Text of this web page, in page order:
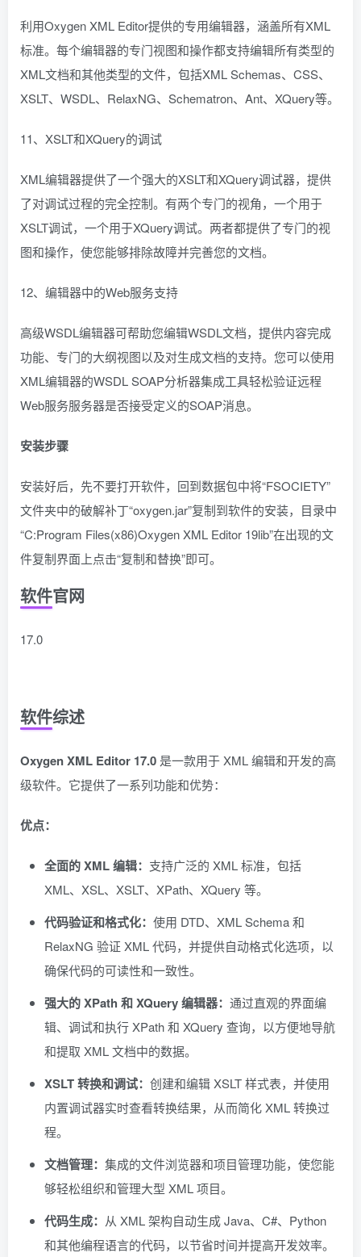
利用Oxygen XML Editor提供的专用编辑器，涵盖所有XML
标准。每个编辑器的专门视图和操作都支持编辑所有类型的
XML文档和其他类型的文件，包括XML Schemas、CSS、
XSLT、WSDL、RelaxNG、Schematron、Ant、XQuery等。
11、XSLT和XQuery的调试
XML编辑器提供了一个强大的XSLT和XQuery调试器，提供
了对调试过程的完全控制。有两个专门的视角，一个用于
XSLT调试，一个用于XQuery调试。两者都提供了专门的视
图和操作，使您能够排除故障并完善您的文档。
12、编辑器中的Web服务支持
高级WSDL编辑器可帮助您编辑WSDL文档，提供内容完成
功能、专门的大纲视图以及对生成文档的支持。您可以使用
XML编辑器的WSDL SOAP分析器集成工具轻松验证远程
Web服务服务器是否接受定义的SOAP消息。
安装步骤
安装好后，先不要打开软件，回到数据包中将“FSOCIETY”
文件夹中的破解补丁“oxygen.jar”复制到软件的安装，目录中
“C:Program Files(x86)Oxygen XML Editor 19lib”在出现的文
件复制界面上点击“复制和替换”即可。
软件官网
17.0
软件综述
Oxygen XML Editor 17.0 是一款用于 XML 编辑和开发的高
级软件。它提供了一系列功能和优势：
优点：
全面的 XML 编辑： 支持广泛的 XML 标准，包括
XML、XSL、XSLT、XPath、XQuery 等。
代码验证和格式化： 使用 DTD、XML Schema 和
RelaxNG 验证 XML 代码，并提供自动格式化选项，以
确保代码的可读性和一致性。
强大的 XPath 和 XQuery 编辑器： 通过直观的界面编
辑、调试和执行 XPath 和 XQuery 查询，以方便地导航
和提取 XML 文档中的数据。
XSLT 转换和调试： 创建和编辑 XSLT 样式表，并使用
内置调试器实时查看转换结果，从而简化 XML 转换过
程。
文档管理： 集成的文件浏览器和项目管理功能，使您能
够轻松组织和管理大型 XML 项目。
代码生成： 从 XML 架构自动生成 Java、C#、Python
和其他编程语言的代码，以节省时间并提高开发效率。